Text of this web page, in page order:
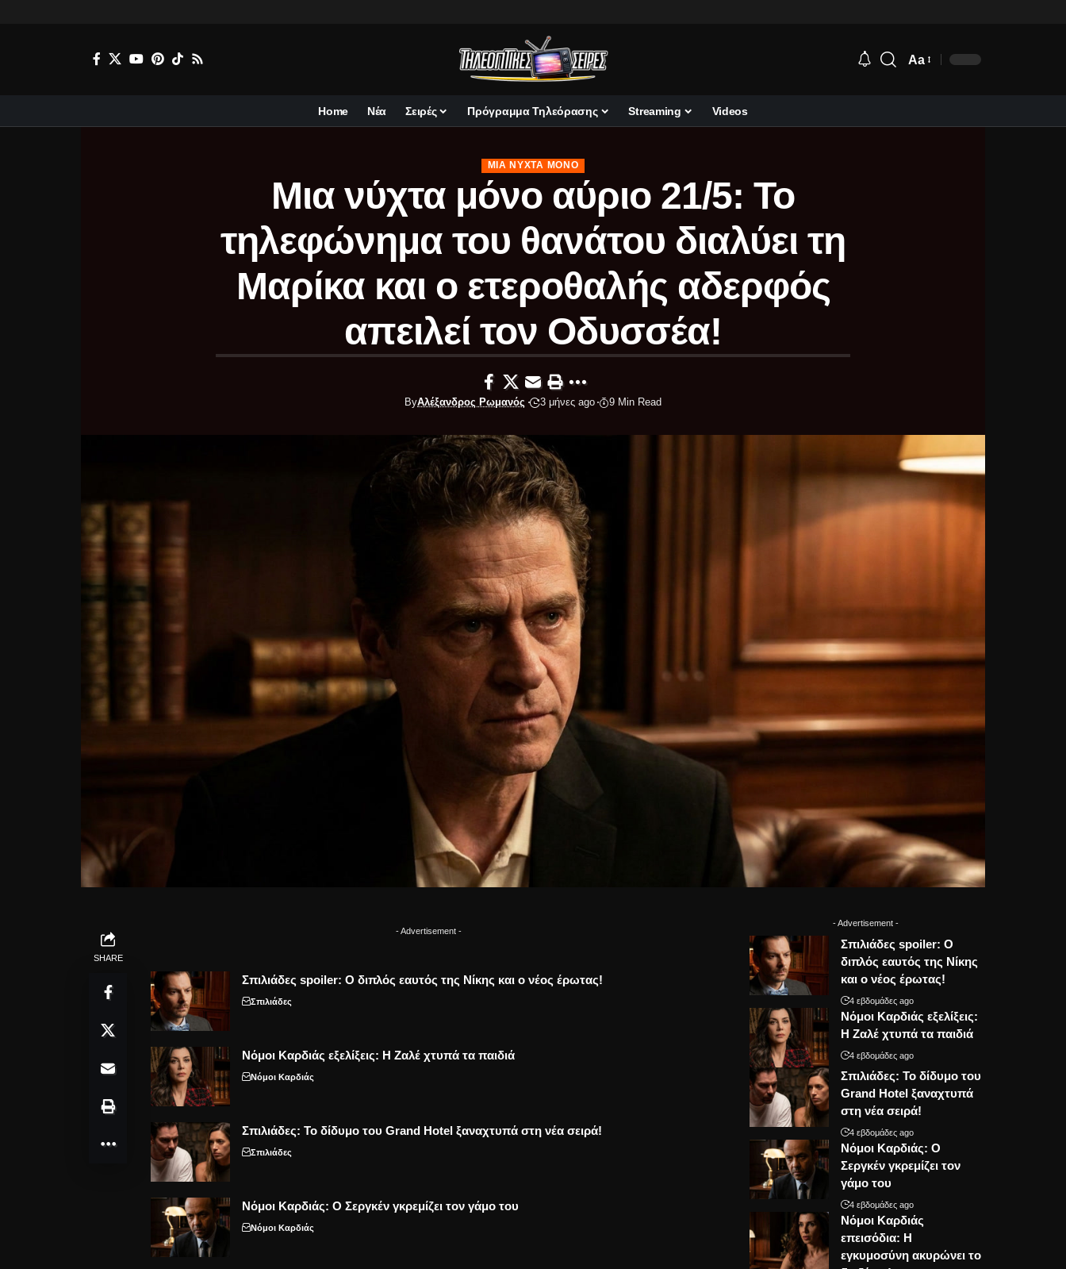
Aa
Home Νέα Σειρές Πρόγραμμα Τηλεόρασης Streaming Videos
ΜΙΑ ΝΎΧΤΑ ΜΌΝΟ
Μια νύχτα μόνο αύριο 21/5: Το
τηλεφώνημα του θανάτου διαλύει τη
Μαρίκα και ο ετεροθαλής αδερφός
απειλεί τον Οδυσσέα!
ByΑλέξανδρος Ρωμανός 3 μήνες ago 9 Min Read
SHARE
- Advertisement -
Σπιλιάδες spoiler: Ο διπλός εαυτός της Νίκης και ο νέος έρωτας!
Σπιλιάδες
Νόμοι Καρδιάς εξελίξεις: Η Ζαλέ χτυπά τα παιδιά
Νόμοι Καρδιάς
Σπιλιάδες: Το δίδυμο του Grand Hotel ξαναχτυπά στη νέα σειρά!
Σπιλιάδες
Νόμοι Καρδιάς: Ο Σεργκέν γκρεμίζει τον γάμο του
Νόμοι Καρδιάς
- Advertisement -
Σπιλιάδες spoiler: Ο
διπλός εαυτός της Νίκης
και ο νέος έρωτας!
4 εβδομάδες ago
Νόμοι Καρδιάς εξελίξεις:
Η Ζαλέ χτυπά τα παιδιά
4 εβδομάδες ago
Σπιλιάδες: Το δίδυμο του
Grand Hotel ξαναχτυπά
στη νέα σειρά!
4 εβδομάδες ago
Νόμοι Καρδιάς: Ο
Σεργκέν γκρεμίζει τον
γάμο του
4 εβδομάδες ago
Νόμοι Καρδιάς
επεισόδια: Η
εγκυμοσύνη ακυρώνει το